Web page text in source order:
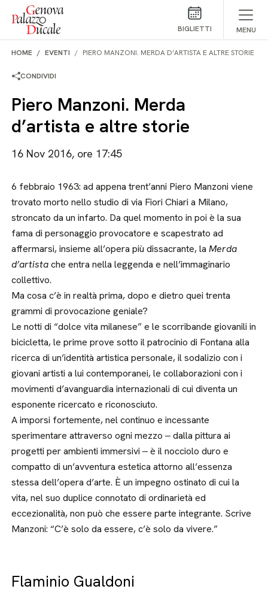
Salta al contenuto
BIGLIETTI MENU
HOME EVENTI PIERO MANZONI. MERDA D’ARTISTA E ALTRE STORIE
CONDIVIDI
Piero Manzoni. Merda
d’artista e altre storie
16 Nov 2016, ore 17:45
6 febbraio 1963: ad appena trent’anni Piero Manzoni viene
trovato morto nello studio di via Fiori Chiari a Milano,
stroncato da un infarto. Da quel momento in poi è la sua
fama di personaggio provocatore e scapestrato ad
affermarsi, insieme all’opera più dissacrante, laMerda
d’artistache entra nella leggenda e nell’immaginario
collettivo.
Ma cosa c’è in realtà prima, dopo e dietro quei trenta
grammi di provocazione geniale?
Le notti di “dolce vita milanese” e le scorribande giovanili in
bicicletta, le prime prove sotto il patrocinio di Fontana alla
ricerca di un’identità artistica personale, il sodalizio con i
giovani artisti a lui contemporanei, le collaborazioni con i
movimenti d’avanguardia internazionali di cui diventa un
esponente ricercato e riconosciuto.
A imporsi fortemente, nel continuo e incessante
sperimentare attraverso ogni mezzo ‒ dalla pittura ai
progetti per ambienti immersivi ‒ è il nocciolo duro e
compatto di un’avventura estetica attorno all’essenza
stessa dell’opera d’arte. È un impegno ostinato di cui la
vita, nel suo duplice connotato di ordinarietà ed
eccezionalità, non può che essere parte integrante. Scrive
Manzoni: “C’è solo da essere, c’è solo da vivere.”
Flaminio Gualdoni